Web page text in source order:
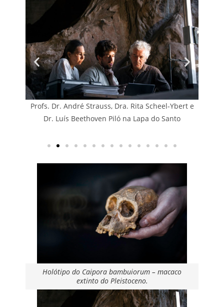
Profs. Dr. André Strauss, Dra. Rita Scheel-Ybert e
Dr. Luís Beethoven Piló na Lapa do Santo
Holótipo do Caipora bambuiorum – macaco
extinto do Pleistoceno.